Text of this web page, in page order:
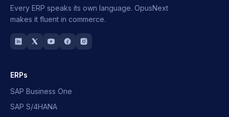
Every ERP speaks its own language. OpusNext
makes it fluent in commerce.
ERPs
SAP Business One
SAP S/4HANA